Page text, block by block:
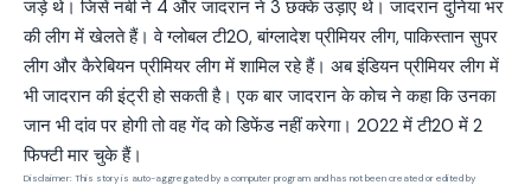
जड़े थे। जिसें नबी ने 4 और जादरान ने 3 छक्के उड़ाए थे। जादरान दुनिया भर
की लीग में खेलते हैं। वे ग्लोबल टी20, बांग्लादेश प्रीमियर लीग, पाकिस्तान सुपर
लीग और कैरेबियन प्रीमियर लीग में शामिल रहे हैं। अब इंडियन प्रीमियर लीग में
भी जादरान की इंट्री हो सकती है। एक बार जादरान के कोच ने कहा कि उनका
जान भी दांव पर होगी तो वह गेंद को डिफेंड नहीं करेगा। 2022 में टी20 में 2
फिफ्टी मार चुके हैं।
Disclaimer: This story is auto-aggregated by a computer program and has not been created or edited by